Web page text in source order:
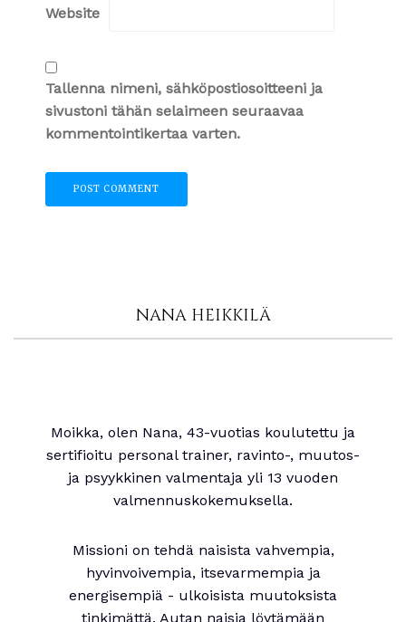
Website
Tallenna nimeni, sähköpostiosoitteeni ja
sivustoni tähän selaimeen seuraavaa
kommentointikertaa varten.
NANA HEIKKILÄ
Moikka, olen Nana, 43-vuotias koulutettu ja
sertifioitu personal trainer, ravinto-, muutos-
ja psyykkinen valmentaja yli 13 vuoden
valmennuskokemuksella.
Missioni on tehdä naisista vahvempia,
hyvinvoivempia, itsevarmempia ja
energisempiä - ulkoisista muutoksista
tinkimättä. Autan naisia löytämään